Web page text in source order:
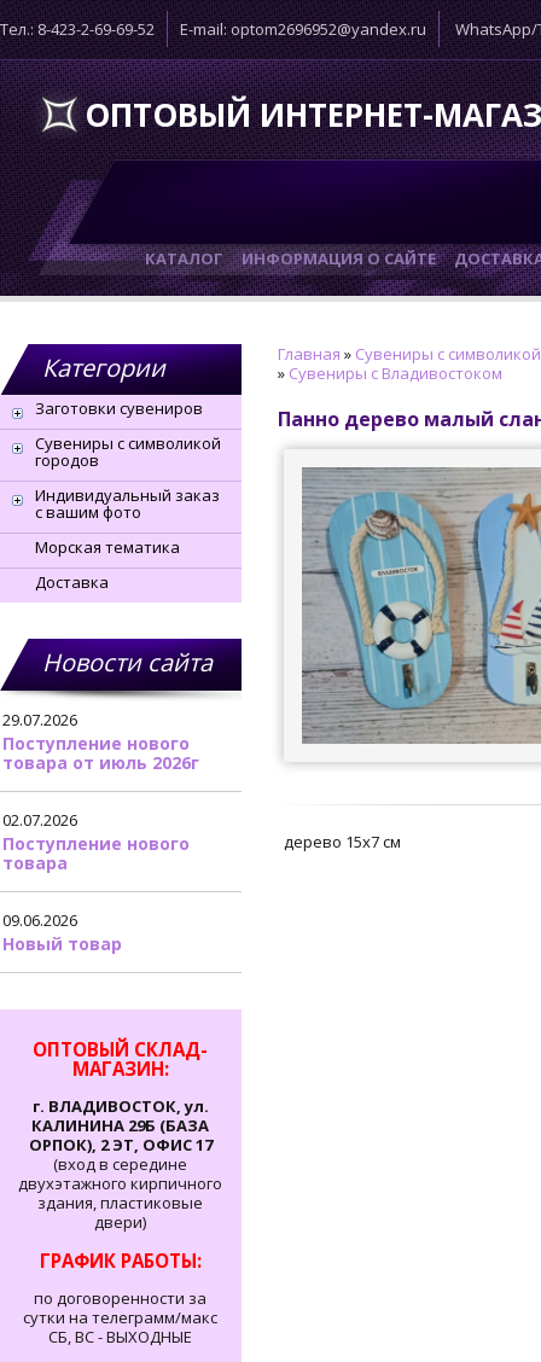
Тел.: 8-423-2-69-69-52 E-mail: optom2696952@yandex.ru WhatsApp/
ОПТОВЫЙ ИНТЕРНЕТ-
КАТАЛОГ ИНФОРМАЦИЯ О САЙТЕ
Категории
Заготовки сувениров
Сувениры с символикой
городов
Индивидуальный заказ
с вашим фото
Морская тематика
Доставка
Новости сайта
29.07.2026
Поступление нового
товара от июль 2026г
02.07.2026
Поступление нового
товара
09.06.2026
Новый товар
ОПТОВЫЙ СКЛАД-
МАГАЗИН:
г. ВЛАДИВОСТОК, ул.
КАЛИНИНА 29Б (БАЗА
ОРПОК), 2 ЭТ, ОФИС 17
(вход в середине
двухэтажного кирпичного
здания, пластиковые
двери)
ГРАФИК РАБОТЫ:
по договоренности за
сутки на телеграмм/макс
СБ, ВС - ВЫХОДНЫЕ
Главная » Сувениры с
» Сувениры с Владивостоком
Панно дерево малый
дерево 15х7 см